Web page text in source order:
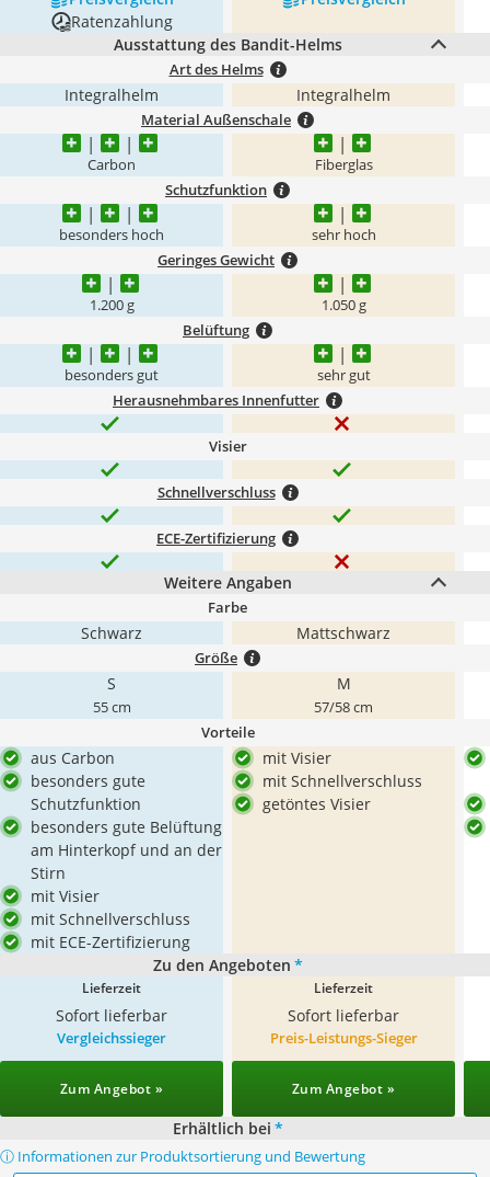
Ratenzahlung
Ausstattung des Bandit-Helms
Art des Helms
Integralhelm Integralhelm
Material Außenschale
Carbon Fiberglas
Schutzfunktion
besonders hoch sehr hoch
Geringes Gewicht
1.200 g 1.050 g
Belüftung
besonders gut sehr gut
Herausnehmbares Innenfutter
Visier
Schnellverschluss
ECE-Zertifizierung
Weitere Angaben
Farbe
Schwarz Mattschwarz
Größe
S
55 cm
M
57/58 cm
Vorteile
aus Carbon
besonders gute
Schutzfunktion
besonders gute Belüftung
am Hinterkopf und an der
Stirn
mit Visier
mit Schnellverschluss
mit ECE-Zertifizierung
mit Visier
mit Schnellverschluss
getöntes Visier
Zu den Angeboten *
Lieferzeit
Sofort lieferbar
Lieferzeit
Sofort lieferbar
Vergleichssieger
Zum Angebot »
Preis-Leistungs-Sieger
Zum Angebot »
Erhältlich bei *
ⓘ Informationen zur Produktsortierung und Bewertung